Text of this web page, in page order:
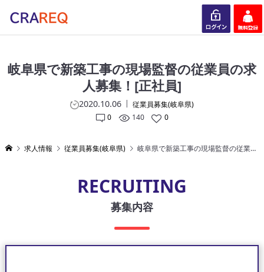
岐阜県で新築工事の現場監督の従業員の求
人募集！[正社員]
2020.10.06
従業員募集(岐阜県)
0
140 0
求人情報 従業員募集(岐阜県) 岐阜県で新築工事の現場監督の従業員の求人募集！[正社員]
RECRUITING
募集内容